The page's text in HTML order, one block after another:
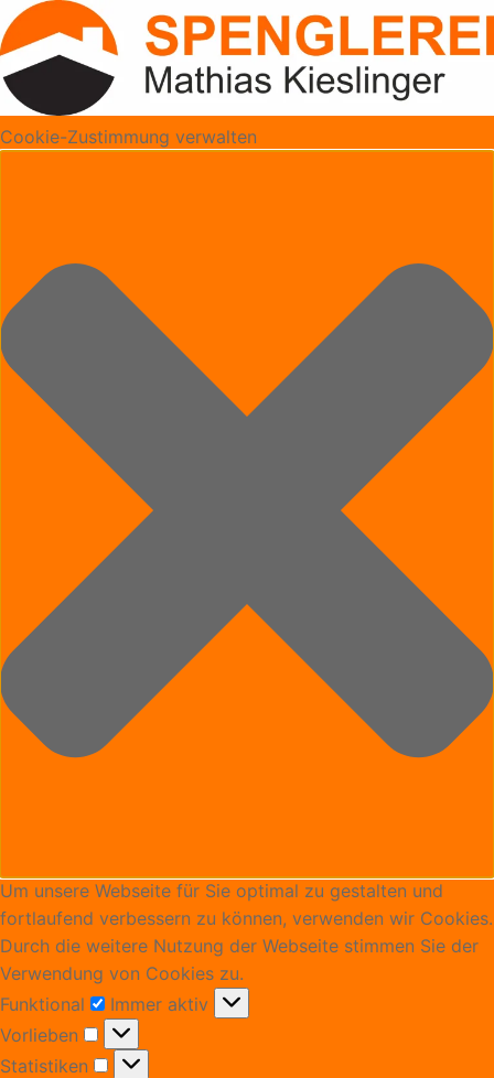
Cookie-Zustimmung verwalten
Um unsere Webseite für Sie optimal zu gestalten und
fortlaufend verbessern zu können, verwenden wir Cookies.
Durch die weitere Nutzung der Webseite stimmen Sie der
Verwendung von Cookies zu.
Funktional
Funktional
Immer aktiv
Vorlieben
Vorlieben
Statistiken
Statistiken